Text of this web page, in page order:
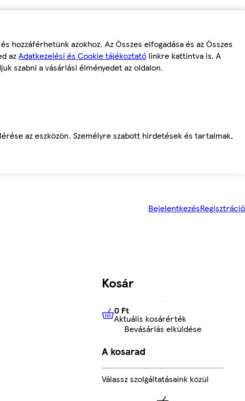
hozzáférhetünk azokhoz. Az Összes elfogadása és az Összes
azAdatkezelési és Cookie tájékoztató linkre kattintva is. A
szabni a vásárlási élményedet az oldalon.
az eszközön. Személyre szabott hirdetések és tartalmak,
BejelentkezésRegisztráció
Kosár
0 FtAktuális kosárérték
0 Ft
Aktuális kosárérték
Bevásárlás elküldése
A kosarad
Válassz szolgáltatásaink közül